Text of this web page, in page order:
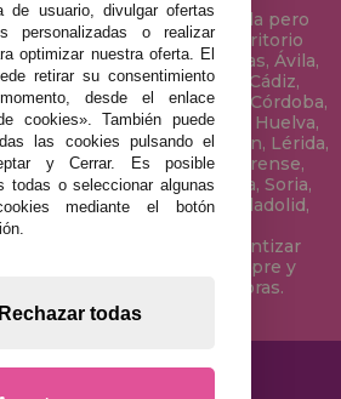
está ubicada en Sevilla pero
a cualquier ciudad del territorio
Alicante, Almería, Asturias, Ávila,
Burgos, Cáceres, Cádiz,
Ceuta, Ciudad Real, Córdoba,
Guadalajara, Guipúzcoa, Huelva,
La Rioja, Las Palmas, Leon, Lérida,
Melilla, Murcia, Navarra, Orense,
Salamanca, Segovia, Sevilla, Soria,
Teruel, Toledo, Valencia, Valladolid,
Zamora y Zaragoza.
permanentes para garantizar
territorio peninsular, siempre y
realice antes de las 18 horas.
de usuario, divulgar ofertas
personalizadas o realizar
optimizar nuestra oferta. El
retirar su consentimiento
desde el enlace
cookies». También puede
las cookies pulsando el
y Cerrar. Es posible
todas o seleccionar algunas
mediante el botón
Rechazar todas